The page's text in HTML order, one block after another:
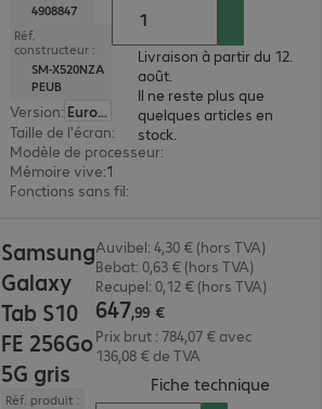
4908847
Réf.
constructeur :
SM-X520NZA
PEUB
Version:
Europe
Taille de l'écran: 27,7 cm (10,9")
Modèle de processeur:
Mémoire vive:
Fonctions sans fil:
Livraison à partir du 12.
août.
Il ne reste plus que
quelques articles en
stock.
Samsung
Galaxy
Tab S10
FE 256Go
5G gris
Réf. produit :
Auvibel: 4,30 € (hors TVA)
Bebat: 0,63 € (hors TVA)
Recupel: 0,12 € (hors TVA)
647,99 €
Prix brut : 784,07 € avec
136,08 € de TVA
Fiche technique